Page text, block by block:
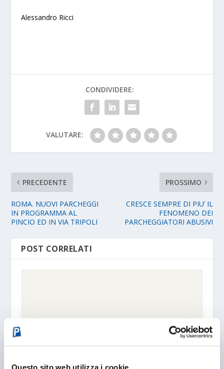
Questo sito web utilizza i cookie
Alessandro Ricci
CONDIVIDERE:
VALUTARE:
PRECEDENTE
ROMA. NUOVI PARCHEGGI
IN PROGRAMMA AL
PINCIO ED IN VIA TRIPOLI
PROSSIMO
CRESCE SEMPRE DI PIU’ IL
FENOMENO DEI
PARCHEGGIATORI ABUSIVI
POST CORRELATI